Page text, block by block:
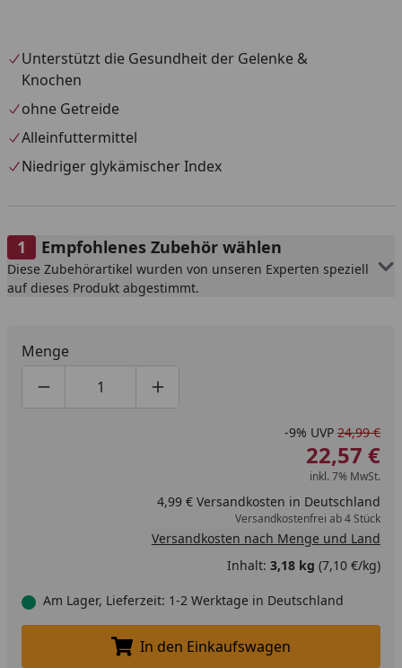
Unterstützt die Gesundheit der Gelenke &
Knochen
ohne Getreide
Alleinfuttermittel
Niedriger glykämischer Index
Empfohlenes Zubehör wählen
Diese Zubehörartikel wurden von unseren Experten speziell
auf dieses Produkt abgestimmt.
Menge
Produktmenge um eins verringern
Produktmenge manuell eingeben
Produktmenge um eins erhöhen
-9% UVP 24,99 €
22,57 €
inkl. 7% MwSt.
4,99 € Versandkosten in Deutschland
Versandkostenfrei ab 4 Stück
Versandkosten nach Menge und Land
Inhalt: 3,18 kg (7,10 €/kg)
Am Lager, Lieferzeit: 1-2 Werktage in Deutschland
In den Einkaufswagen legen
In den Einkaufswagen